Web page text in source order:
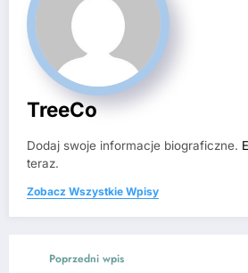
TreeCo
Dodaj swoje informacje biograficzne.
teraz.
Zobacz Wszystkie Wpisy
Poprzedni wpis